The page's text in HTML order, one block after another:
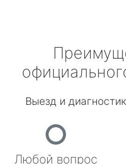
Выезд и
Любой вопрос